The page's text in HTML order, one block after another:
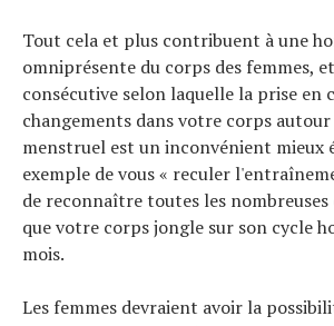
Tout cela et plus contribuent à une
omniprésente du corps des femmes,
consécutive selon laquelle la prise en
changements dans votre corps
menstruel est un inconvénient mieux
exemple de vous « reculer
de reconnaître toutes les
que votre corps jongle sur son cycle
mois.
Les femmes devraient avoir la